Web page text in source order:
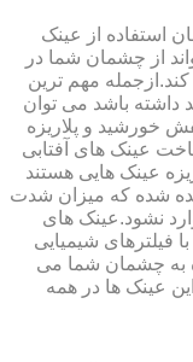
استفاده از عینک
از چشمان شما در
مهم ترین
داشته باشد می توان
فرابنفش خورشید و پلاریزه
عینک های آفتابی
عینک هایی هستند
شده که میزان شدت
نشود.عینک های
فیلترهای شیمیایی
به چشمان شما می
عینک ها در همه